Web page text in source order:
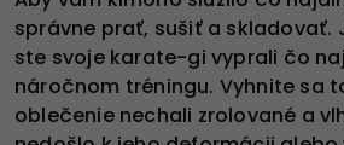
správne prať, sušiť a skladovať.
ste svoje karate-gi vyprali čo
náročnom tréningu. Vyhnite sa
oblečenie nechali zrolované a